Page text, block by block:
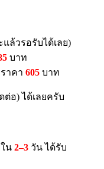
ล้วรอรับได้เลย)
บาท
าคา 605 บาท
ต่อ) ได้เลยครับ
น 2–3 วัน ได้รับ